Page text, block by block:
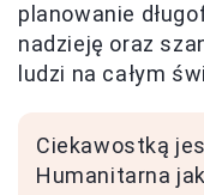
planowanie
nadzieję oraz
ludzi na całym
Ciekawostką
Humanitarna